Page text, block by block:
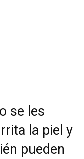
se les
la piel y
pueden